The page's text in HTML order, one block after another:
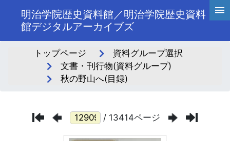
明治学院歴史資料館／明治学院歴史資料
館デジタルアーカイブズ
トップページ
資料グループ選択
文書・刊行物(資料グループ)
秋の野山へ(目録)
/ 13414ページ